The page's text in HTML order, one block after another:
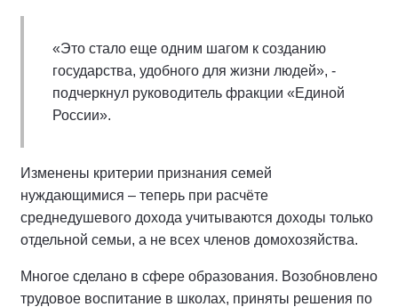
«Это стало еще одним шагом к созданию
государства, удобного для жизни людей», -
подчеркнул руководитель фракции «Единой
России».
Изменены критерии признания семей
нуждающимися – теперь при расчёте
среднедушевого дохода учитываются доходы только
отдельной семьи, а не всех членов домохозяйства.
Многое сделано в сфере образования. Возобновлено
трудовое воспитание в школах, приняты решения по